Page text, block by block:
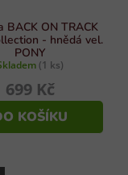
BACK ON TRACK
- hnědá vel.
PONY
(1 ks)
699 Kč
KOŠÍKU